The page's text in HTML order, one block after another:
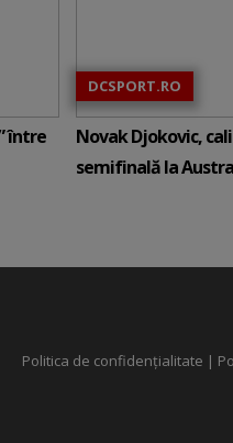
între
DCSPORT.RO
Novak Djokovic,
semifinală la
Politica de confidențialitate |